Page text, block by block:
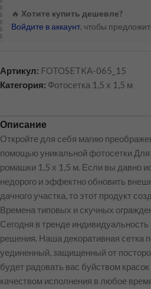
🔥 Хотите купить дешевле?
Войдите в аккаунт, чтобы
Артикул: FOTOSETKA-065_15
Категория: Фотосетка 1,5 х 1,5 м
Описание
Откройте для себя магию
помощью уникальной фотосетки
ромашки 1,5 х 1,5 м. Если вы давно
недорого и эффектно обновить
дачного участка, то этот продукт
Времена типовых и скучных
Сегодня в тренде
решения. Наша декоративная сетка
уединенный, защищенный от
будет радовать вас буйством
качеством исполнения в любое